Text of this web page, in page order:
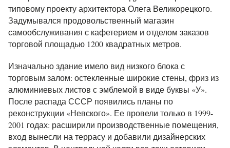
типовому проекту архитектора Олега Великорецкого.
Задумывался продовольственный магазин
самообслуживания с кафетерием и отделом заказов
торговой площадью 1200 квадратных метров.
Изначально здание имело вид низкого блока с
торговым залом: остекленные широкие стены, фриз из
алюминиевых листов с эмблемой в виде буквы «У».
После распада СССР появились планы по
реконструкции «Невского». Ее провели только в 1999-
2001 годах: расширили производственные помещения,
вход вынесли на террасу и добавили дизайнерских